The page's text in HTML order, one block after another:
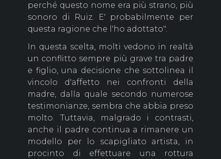
perché questo nome era più strano, più
sonoro di Ruiz. E' probabilmente per
questa ragione che l'ho adottato".
In questa scelta, molti vedono in realtà
un conflitto sempre più grave tra padre
e figlio, una decisione che sottolinea il
vincolo d'affetto nei confronti della
madre, dalla quale secondo numerose
testimonianze, sembra che abbia preso
molto. Tuttavia, malgrado i contrasti,
anche il padre continua a rimanere un
modello per lo scapigliato artista, in
procinto di effettuare una rottura